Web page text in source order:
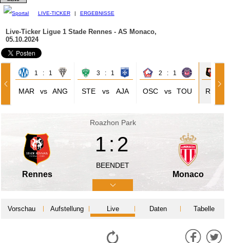
LIVE-TICKER | ERGEBNISSE
Live-Ticker Ligue 1 Stade Rennes - AS Monaco,
05.10.2024
1 : 1
MAR vs ANG
3 : 1
STE vs AJA
2 : 1
OSC vs TOU REN
Roazhon Park
Rennes
1:2
BEENDET
Monaco
Vorschau Aufstellung Live Daten Tabelle